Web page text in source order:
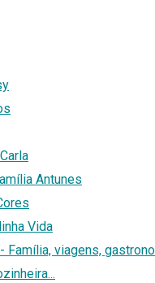
Antunes
Vida
Família, viagens,